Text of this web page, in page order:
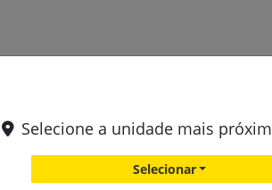
Selecione a unidade mais
Selecionar